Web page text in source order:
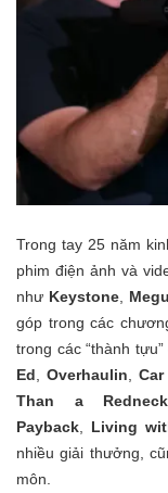
Trong tay 25 năm
phim điện ảnh và
như Keystone,
góp trong các
trong các “thành
Ed
Overhaulin Car
Than a Redneck
Payback
Living
nhiều giải thưởng,
môn.